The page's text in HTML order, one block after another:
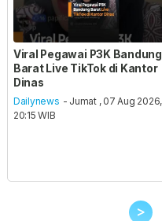
Viral Pegawai P3K Bandung
Barat Live TikTok di Kantor
Dinas
Dailynews - Jumat , 07 Aug 2026,
20:15 WIB
>